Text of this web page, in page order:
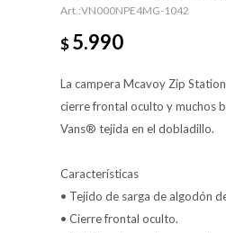
VN000NPE4MG-1042
$5.990
La campera Mcavoy Zip
cierre frontal oculto y muchos
Vans® tejida en el dobladillo.
Características
• Tejido de sarga de algodón
• Cierre frontal oculto.